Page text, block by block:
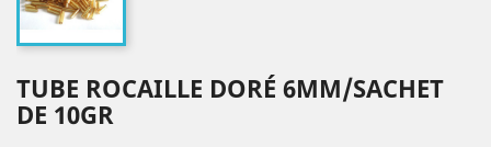
TUBE ROCAILLE DORÉ 6MM/SACHET
DE 10GR